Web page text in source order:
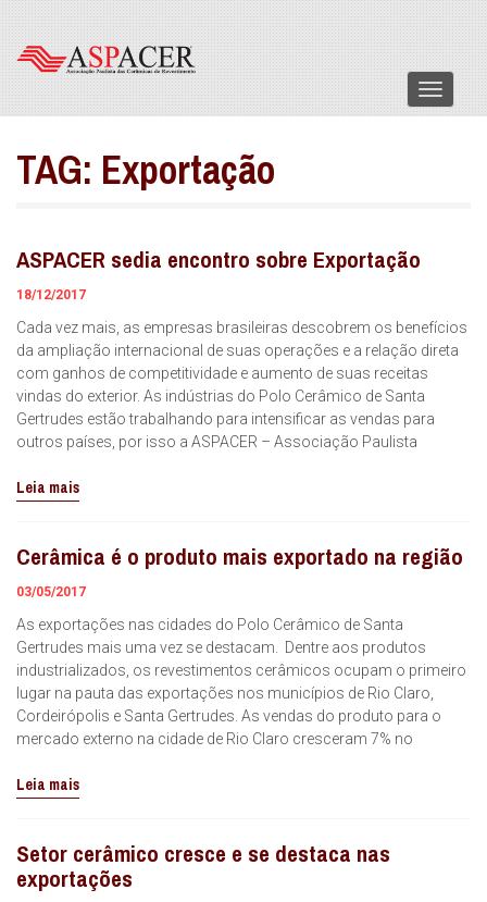
Menu
TAG: Exportação
ASPACER sedia encontro sobre Exportação
18/12/2017
Cada vez mais, as empresas brasileiras descobrem os benefícios
da ampliação internacional de suas operações e a relação direta
com ganhos de competitividade e aumento de suas receitas
vindas do exterior. As indústrias do Polo Cerâmico de Santa
Gertrudes estão trabalhando para intensificar as vendas para
outros países, por isso a ASPACER – Associação Paulista
Leia mais
Cerâmica é o produto mais exportado na região
03/05/2017
As exportações nas cidades do Polo Cerâmico de Santa
Gertrudes mais uma vez se destacam. Dentre aos produtos
industrializados, os revestimentos cerâmicos ocupam o primeiro
lugar na pauta das exportações nos municípios de Rio Claro,
Cordeirópolis e Santa Gertrudes. As vendas do produto para o
mercado externo na cidade de Rio Claro cresceram 7% no
Leia mais
Setor cerâmico cresce e se destaca nas
exportações